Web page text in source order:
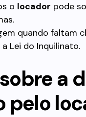
o locador pode
quando faltam
Lei do Inquilinato.
a
pelo